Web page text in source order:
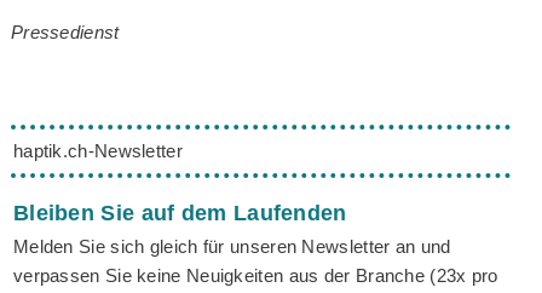
Pressedienst
haptik.ch-Newsletter
Bleiben Sie auf dem Laufenden
Melden Sie sich gleich für unseren Newsletter an und
verpassen Sie keine Neuigkeiten aus der Branche (23x pro